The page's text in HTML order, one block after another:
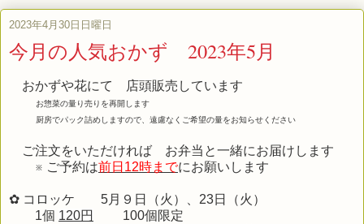
2023年4月30日日曜日
今月の人気おかず 2023年5月
おかずや花にて 店頭販売しています
お惣菜の量り売りを再開します
厨房でパック詰めしますので、遠慮なくご希望の量をお知らせください
ご注文をいただければ お弁当と一緒にお届けします
※ ご予約は前日12時までにお願いします
✿ コロッケ 5月９日（火）、23日（火）
1個 120円
100個限定